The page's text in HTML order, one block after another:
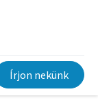
Írjon nekünk